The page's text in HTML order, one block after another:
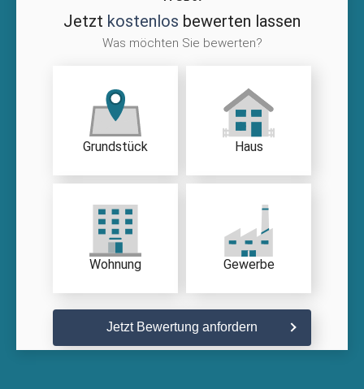
Jetzt kostenlos bewerten lassen
Was möchten Sie bewerten?
Grundstück Haus
Wohnung Gewerbe
Jetzt Bewertung anfordern